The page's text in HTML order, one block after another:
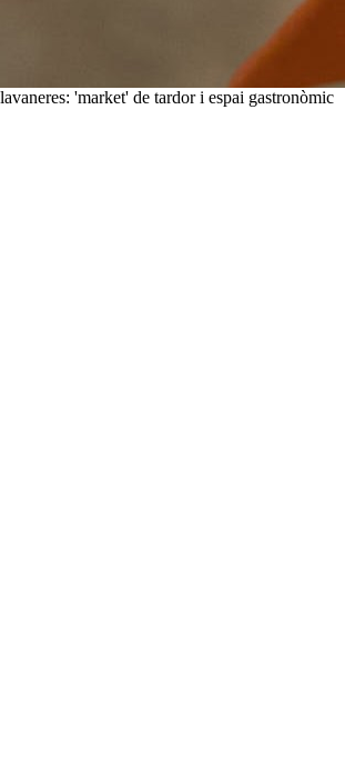
'market' de tardor i espai gastronòmic